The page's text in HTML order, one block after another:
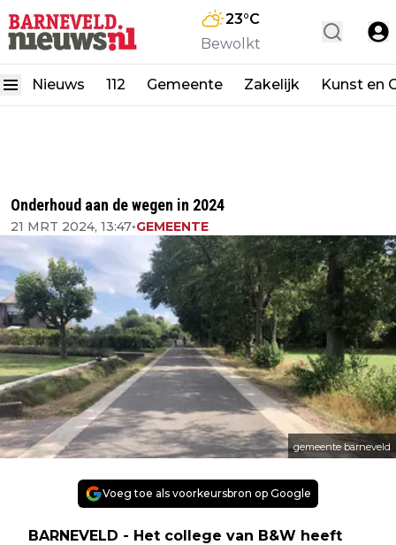
23°C
Bewolkt
Nieuws 112 Gemeente Zakelijk Kunst en
Onderhoud aan de wegen in 2024
21 MRT 2024, 13:47•GEMEENTE
gemeente barneveld
Voeg toe als voorkeursbron op Google
BARNEVELD - Het college van B&W heeft